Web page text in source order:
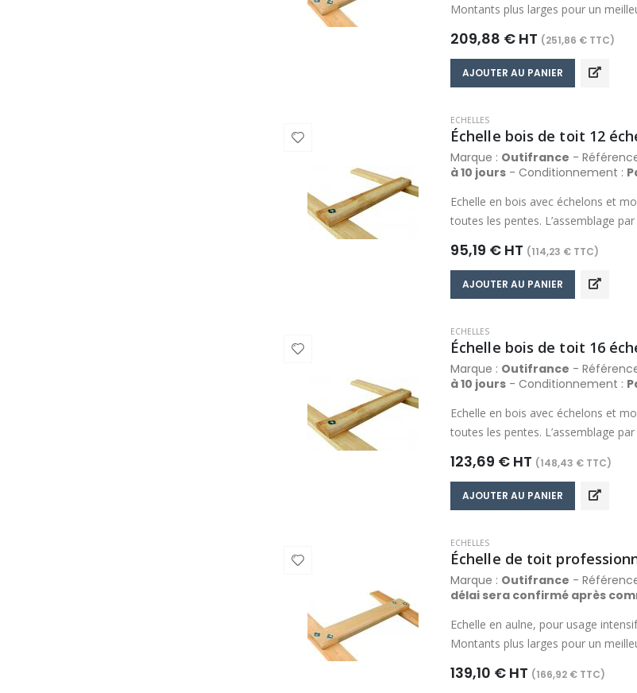
Montants plus larges pour un
l’échelle possible si nécessaire.
échelons : 60 x 20 mm.
209,88 € HT (251,86 € TTC)
AJOUTER AU PANIER
ECHELLES
Échelle bois de toit 12
Marque : Outifrance -
à 10 jours - Conditionnement :
Echelle en bois avec échelons et
toutes les pentes. L’assemblage
mm.
95,19 € HT (114,23 € TTC)
AJOUTER AU PANIER
ECHELLES
Échelle bois de toit 16
Marque : Outifrance -
à 10 jours - Conditionnement :
Echelle en bois avec échelons et
toutes les pentes. L’assemblage
mm.
123,69 € HT (148,43 € TTC)
AJOUTER AU PANIER
ECHELLES
Marque : Outifrance -
délai sera confirmé après
Echelle en aulne, pour usage
Montants plus larges pour un
l’échelle possible si nécessaire.
139,10 € HT (166,92 € TTC)